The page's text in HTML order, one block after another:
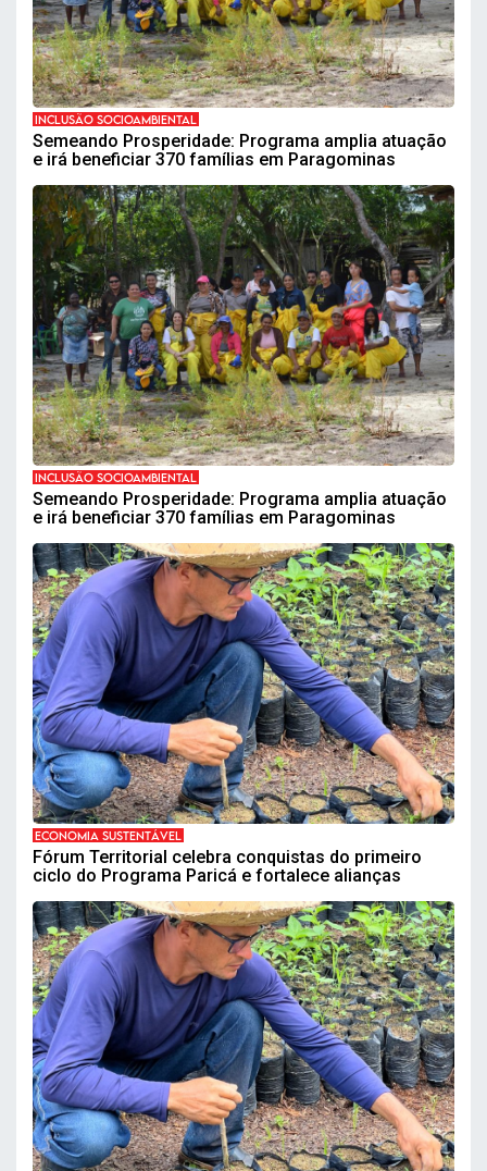
INCLUSÃO SOCIOAMBIENTAL
Semeando Prosperidade: Programa amplia atuação
e irá beneficiar 370 famílias em Paragominas
INCLUSÃO SOCIOAMBIENTAL
Semeando Prosperidade: Programa amplia atuação
e irá beneficiar 370 famílias em Paragominas
ECONOMIA SUSTENTÁVEL
Fórum Territorial celebra conquistas do primeiro
ciclo do Programa Paricá e fortalece alianças